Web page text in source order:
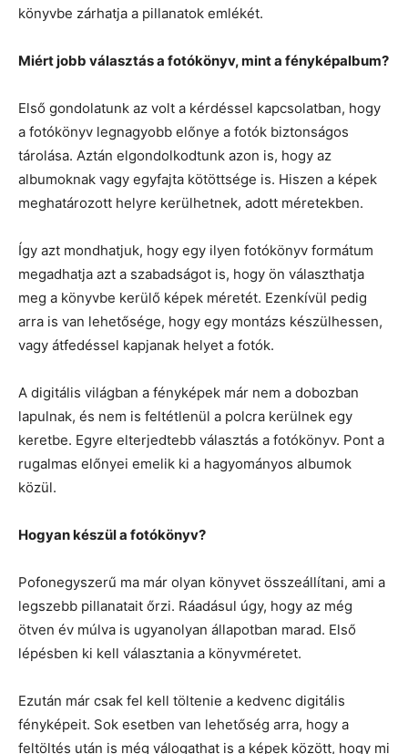
könyvbe zárhatja a pillanatok emlékét.
Miért jobb választás a fotókönyv, mint a fényképalbum?
Első gondolatunk az volt a kérdéssel kapcsolatban, hogy
a fotókönyv legnagyobb előnye a fotók biztonságos
tárolása. Aztán elgondolkodtunk azon is, hogy az
albumoknak vagy egyfajta kötöttsége is. Hiszen a képek
meghatározott helyre kerülhetnek, adott méretekben.
Így azt mondhatjuk, hogy egy ilyen fotókönyv formátum
megadhatja azt a szabadságot is, hogy ön választhatja
meg a könyvbe kerülő képek méretét. Ezenkívül pedig
arra is van lehetősége, hogy egy montázs készülhessen,
vagy átfedéssel kapjanak helyet a fotók.
A digitális világban a fényképek már nem a dobozban
lapulnak, és nem is feltétlenül a polcra kerülnek egy
keretbe. Egyre elterjedtebb választás a fotókönyv. Pont a
rugalmas előnyei emelik ki a hagyományos albumok
közül.
Hogyan készül a fotókönyv?
Pofonegyszerű ma már olyan könyvet összeállítani, ami a
legszebb pillanatait őrzi. Ráadásul úgy, hogy az még
ötven év múlva is ugyanolyan állapotban marad. Első
lépésben ki kell választania a könyvméretet.
Ezután már csak fel kell töltenie a kedvenc digitális
fényképeit. Sok esetben van lehetőség arra, hogy a
feltöltés után is még válogathat is a képek között, hogy mi